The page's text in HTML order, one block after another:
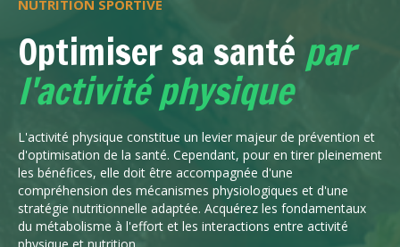
NUTRITION SPORTIVE
Optimiser sa santé par
l'activité physique
L'activité physique constitue un levier majeur de prévention et
d'optimisation de la santé. Cependant, pour en tirer pleinement
les bénéfices, elle doit être accompagnée d'une
compréhension des mécanismes physiologiques et d'une
stratégie nutritionnelle adaptée. Acquérez les fondamentaux
du métabolisme à l'effort et les interactions entre activité